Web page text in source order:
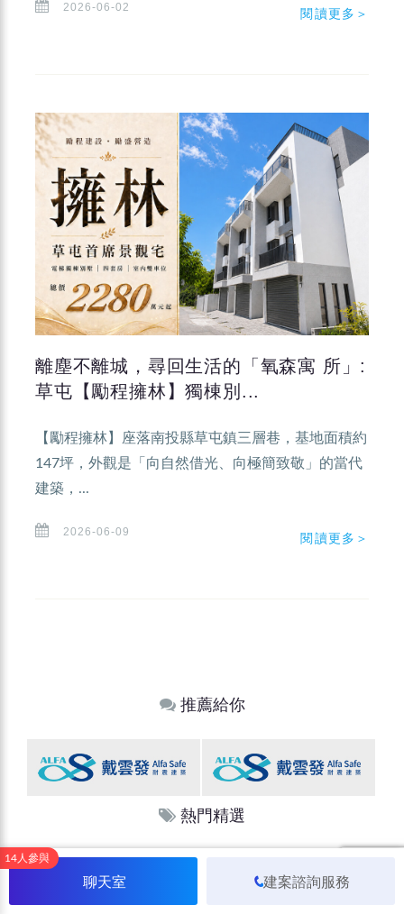
2026-06-02 閱讀更多＞
離塵不離城，尋回生活的「氧森寓 所」:
草屯【勵程擁林】獨棟別...
【勵程擁林】座落南投縣草屯鎮三層巷，基地面積約
147坪，外觀是「向自然借光、向極簡致敬」的當代
建築，...
2026-06-09 閱讀更多＞
推薦給你
熱門精選
14人參與
聊天室 建案諮詢服務